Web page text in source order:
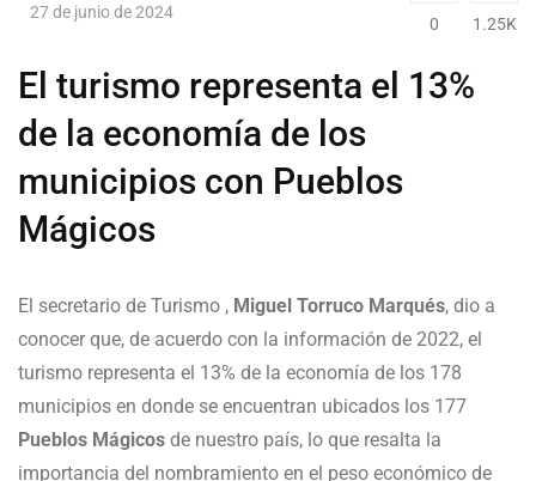
27 de junio de 2024
0 1.25K
El turismo representa el 13%
de la economía de los
municipios con Pueblos
Mágicos
El secretario de Turismo , Miguel Torruco Marqués, dio a
conocer que, de acuerdo con la información de 2022, el
turismo representa el 13% de la economía de los 178
municipios en donde se encuentran ubicados los 177
Pueblos Mágicos de nuestro país, lo que resalta la
importancia del nombramiento en el peso económico de